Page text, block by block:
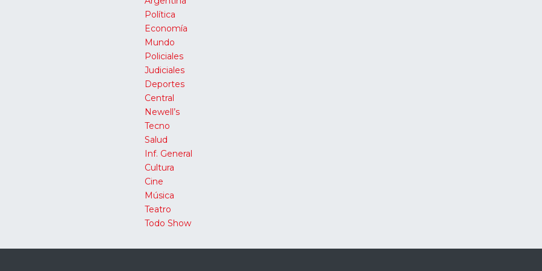
Política
Economía
Mundo
Policiales
Judiciales
Deportes
Central
Newell’s
Tecno
Salud
Inf. General
Cultura
Cine
Música
Teatro
Todo Show